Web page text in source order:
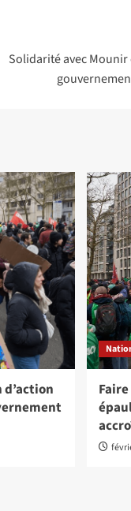
Solidarité avec